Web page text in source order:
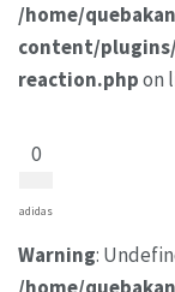
/home/
content/
reaction.phpon
0
adidas
Warning: